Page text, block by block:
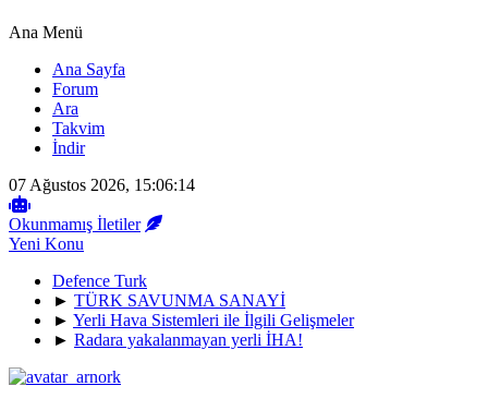
Ana Menü
Ana Sayfa
Forum
Ara
Takvim
İndir
07 Ağustos 2026, 15:06:14
Okunmamış İletiler
Yeni Konu
Defence Turk
► TÜRK SAVUNMA SANAYİ
► Yerli Hava Sistemleri ile İlgili Gelişmeler
► Radara yakalanmayan yerli İHA!